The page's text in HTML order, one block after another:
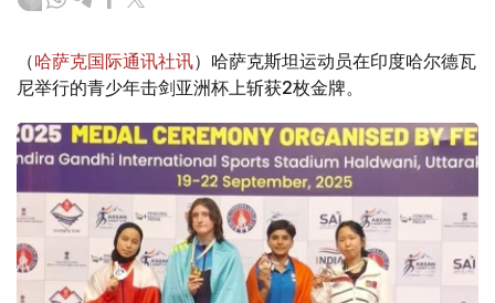
（哈萨克国际通讯社讯）哈萨克斯坦运动员在印度哈尔德瓦
尼举行的青少年击剑亚洲杯上斩获2枚金牌。